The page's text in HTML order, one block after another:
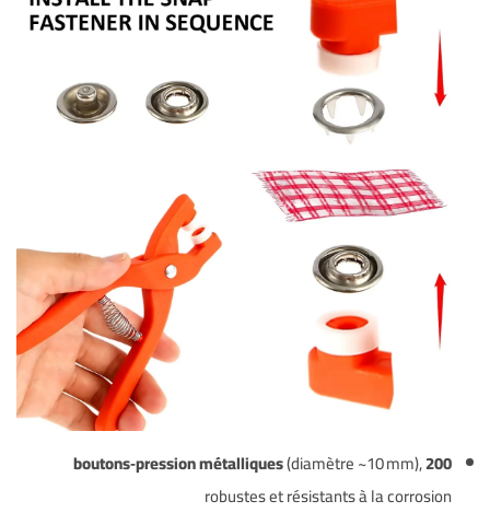
200 boutons‑pression métalliques
(diamètre ~10 mm),
robustes et résistants à la corrosion